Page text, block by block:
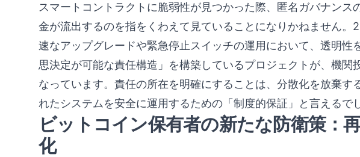
スマートコントラクトに脆弱性が見つかった際、匿名ガバナンス
金が流出するのを指をくわえて見ていることになりかねません。
速なアップグレードや緊急停止スイッチの運用において、透明性
思決定が可能な責任構造」を構築しているプロジェクトが、機関
なっています。責任の所在を明確にすることは、分散化を放棄す
れたシステムを安全に運用するための「制度的保証」と言えるで
ビットコイン保有者の新たな防衛策：
化